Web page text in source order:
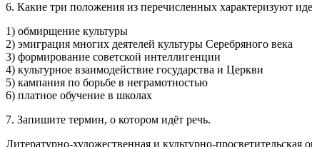
6. Какие три положения из перечисленных характеризуют
1) обмирщение культуры
2) эмиграция многих деятелей культуры Серебряного века
3) формирование советской интеллигенции
4) культурное взаимодействие государства и Церкви
5) кампания по борьбе в неграмотностью
6) платное обучение в школах
7. Запишите термин, о котором идёт речь.
Литературно-художественная и культурно-